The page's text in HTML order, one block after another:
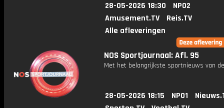
28-05-2026 18:30
NPO2
Amusement.TV
Reis.TV
Alle afleveringen
NOS Sportjournaal: Afl. 95
Met het belangrijkste sportnieuws van
28-05-2026 18:15 NPO1